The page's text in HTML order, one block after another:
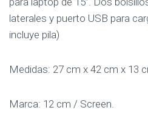
laterales y puerto USB para
incluye pila)
Medidas: 27 cm x 42 cm x 13
Marca: 12 cm / Screen.